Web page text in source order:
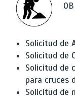
Solicitud de
Solicitud de
Solicitud de
para cruces
Solicitud de